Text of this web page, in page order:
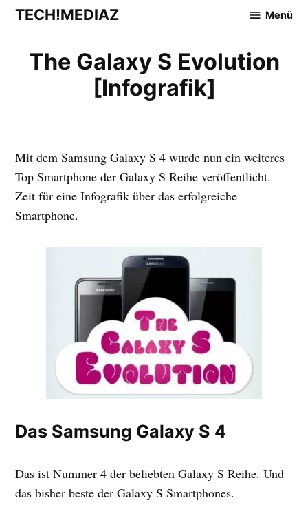
Zum
Inhalt
TECH!MEDIAZ Menü
The Galaxy S Evolution
[Infografik]
Mit dem Samsung Galaxy S 4 wurde nun ein weiteres
Top Smartphone der Galaxy S Reihe veröffentlicht.
Zeit für eine Infografik über das erfolgreiche
Smartphone.
Das Samsung Galaxy S 4
Das ist Nummer 4 der beliebten Galaxy S Reihe. Und
das bisher beste der Galaxy S Smartphones.